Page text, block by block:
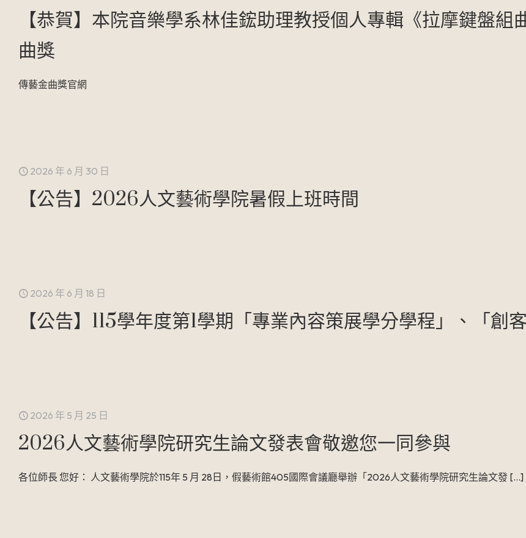
【恭賀】本院音樂學系林佳鋐助理教授個人專輯《拉摩鍵盤
曲獎
傳藝金曲獎官網
2026 年 6 月 30 日
【公告】2026人文藝術學院暑假上班時間
2026 年 6 月 18 日
【公告】115學年度第1學期「專業內容策展學分學程」、「創
2026 年 5 月 25 日
2026人文藝術學院研究生論文發表會敬邀您一同參與
各位師長 您好： 人文藝術學院於115年 5 月 28日，假藝術館405國際會議廳舉辦「2026人文藝術學院研究生論文發 […]